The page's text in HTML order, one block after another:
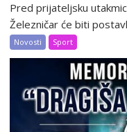
Pred prijateljsku
Železničar će biti
Novosti Sport